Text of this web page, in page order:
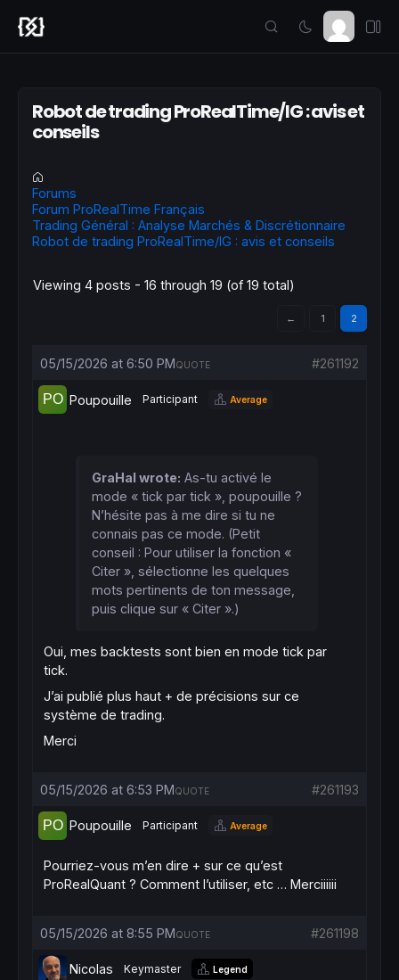
Robot de trading ProRealTime/IG : avis et
conseils
Forums
Forum ProRealTime Français
Trading Général : Analyse Marchés & Discrétionnaire
Robot de trading ProRealTime/IG : avis et conseils
Viewing 4 posts - 16 through 19 (of 19 total)
← 1 2
05/15/2026 at 6:50 PM #261192
QUOTE
Poupouille Participant Average
GraHal wrote: As-tu activé le
mode « tick par tick », poupouille ?
N’hésite pas à me dire si tu ne
connais pas ce mode. (Petit
conseil : Pour utiliser la fonction «
Citer », sélectionne les quelques
mots pertinents de ton message,
puis clique sur « Citer ».)
Oui, mes backtests sont bien en mode tick par
tick.
J’ai publié plus haut + de précisions sur ce
système de trading.
Merci
05/15/2026 at 6:53 PM #261193
QUOTE
Poupouille Participant Average
Pourriez-vous m’en dire + sur ce qu’est
ProRealQuant ? Comment l’utiliser, etc … Merciiiiii
05/15/2026 at 8:55 PM #261198
QUOTE
Nicolas Keymaster Legend